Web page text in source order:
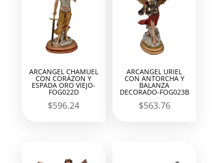
ARCANGEL CHAMUEL
CON CORAZON Y
ESPADA ORO VIEJO-
FOG022D
$596.24
ARCANGEL URIEL
CON ANTORCHA Y
BALANZA
DECORADO-FOG023B
$563.76